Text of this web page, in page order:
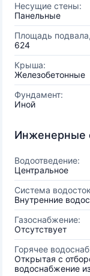
Несущие стены:
Панельные
Площадь
624
Крыша:
Железобетонные
Фундамент:
Иной
Инженерные
Водоотведение:
Центральное
Система
Внутренние
Газоснабжение:
Отсутствует
Горячее
Открытая с
водоснабжение